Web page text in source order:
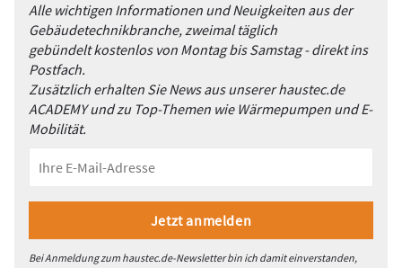
Alle wichtigen Informationen und Neuigkeiten aus der
Gebäudetechnikbranche, zweimal täglich
gebündelt kostenlos von Montag bis Samstag - direkt ins
Postfach.
Zusätzlich erhalten Sie News aus unserer haustec.de
ACADEMY und zu Top-Themen wie Wärmepumpen und E-
Mobilität.
Bei Anmeldung zum haustec.de-Newsletter bin ich damit einverstanden,